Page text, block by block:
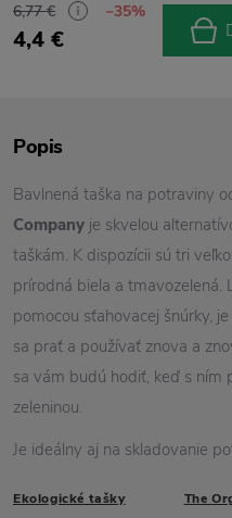
6,77 € −35%
4,4 €
Popis
Bavlnená taška na potraviny
Company je skvelou
taškám. K dispozícii sú tri
prírodná biela a
pomocou sťahovacej šnúrky,
sa prať a používať znova a
sa vám budú hodiť, keď s ním
zeleninou.
Je ideálny aj na skladovanie
Ekologické tašky The